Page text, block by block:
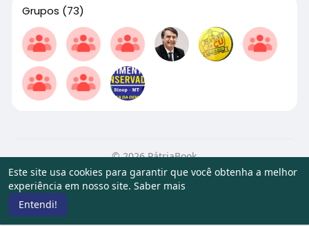
Este site usa cookies para garantir que você obtenha a melhor
experiência em nosso site. Saber mais
Entendi!
Grupos (73)
© 2026 PátriaBook
Início
Sobre Contato Privacidade
Termos de Uso
Artigos